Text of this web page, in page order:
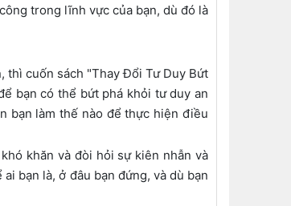
trong lĩnh vực của bạn, dù đó là
thì cuốn sách "Thay Đổi Tư Duy Bứt
bạn có thể bứt phá khỏi tư duy an
bạn làm thế nào để thực hiện điều
khăn và đòi hỏi sự kiên nhẫn và
bạn là, ở đâu bạn đứng, và dù bạn